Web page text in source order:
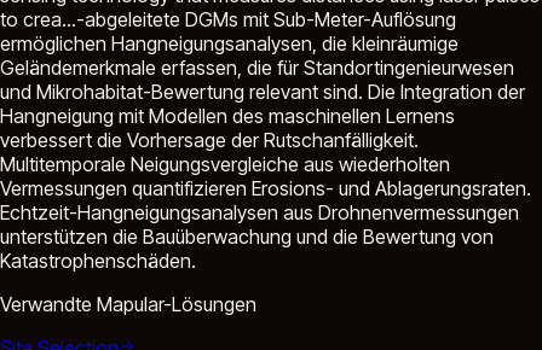
to crea...-abgeleitete DGMs mit Sub-Meter-Auflösung
ermöglichen Hangneigungsanalysen, die kleinräumige
Geländemerkmale erfassen, die für Standortingenieurwesen
und Mikrohabitat-Bewertung relevant sind. Die Integration der
Hangneigung mit Modellen des maschinellen Lernens
verbessert die Vorhersage der Rutschanfälligkeit.
Multitemporale Neigungsvergleiche aus wiederholten
Vermessungen quantifizieren Erosions- und Ablagerungsraten.
Echtzeit-Hangneigungsanalysen aus Drohnenvermessungen
unterstützen die Bauüberwachung und die Bewertung von
Katastrophenschäden.
Verwandte Mapular-Lösungen